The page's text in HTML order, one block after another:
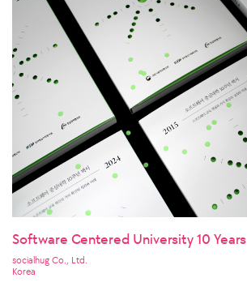
Software Centered University 10 Years
socialhug Co., Ltd.
Korea